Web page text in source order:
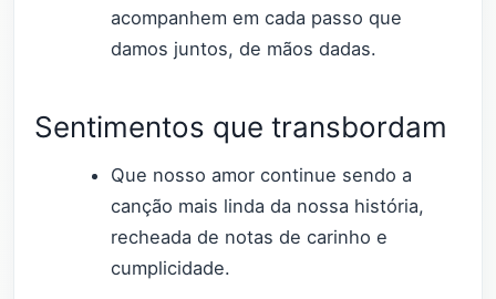
acompanhem em cada passo que
damos juntos, de mãos dadas.
Sentimentos que transbordam
Que nosso amor continue sendo a
canção mais linda da nossa história,
recheada de notas de carinho e
cumplicidade.